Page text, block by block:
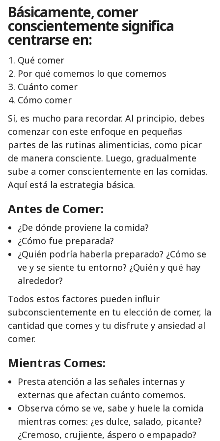
Básicamente, comer
conscientemente significa
centrarse en:
Qué comer
Por qué comemos lo que comemos
Cuánto comer
Cómo comer
Sí, es mucho para recordar. Al principio, debes
comenzar con este enfoque en pequeñas
partes de las rutinas alimenticias, como picar
de manera consciente. Luego, gradualmente
sube a comer conscientemente en las comidas.
Aquí está la estrategia básica.
Antes de Comer:
¿De dónde proviene la comida?
¿Cómo fue preparada?
¿Quién podría haberla preparado? ¿Cómo se
ve y se siente tu entorno? ¿Quién y qué hay
alrededor?
Todos estos factores pueden influir
subconscientemente en tu elección de comer, la
cantidad que comes y tu disfrute y ansiedad al
comer.
Mientras Comes:
Presta atención a las señales internas y
externas que afectan cuánto comemos.
Observa cómo se ve, sabe y huele la comida
mientras comes: ¿es dulce, salado, picante?
¿Cremoso, crujiente, áspero o empapado?